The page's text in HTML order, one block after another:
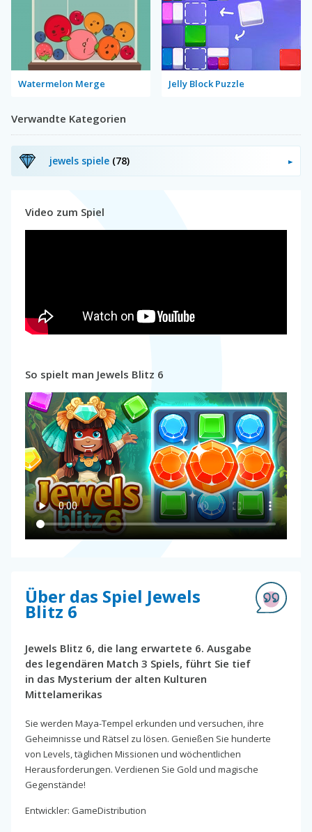
Watermelon Merge Jelly Block Puzzle
Verwandte Kategorien
jewels spiele (78)
Video zum Spiel
So spielt man Jewels Blitz 6
Über das Spiel Jewels
Blitz 6
Jewels Blitz 6, die lang erwartete 6. Ausgabe
des legendären Match 3 Spiels, führt Sie tief
in das Mysterium der alten Kulturen
Mittelamerikas
Sie werden Maya-Tempel erkunden und versuchen, ihre
Geheimnisse und Rätsel zu lösen. Genießen Sie hunderte
von Levels, täglichen Missionen und wöchentlichen
Herausforderungen. Verdienen Sie Gold und magische
Gegenstände!
Entwickler: GameDistribution